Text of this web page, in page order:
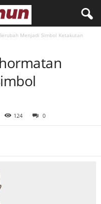
Menjadi Simbol Ketakutan
124 0